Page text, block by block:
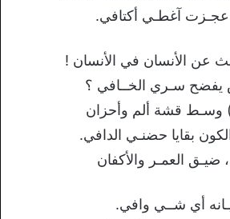
آغطـي أكتافي.
عن الأنسان في الأنسان !
سـري الخــافي ؟
) وسـط قشة ألم وأحزان
بقايا حضنـي الدافي.
ضيـق العمـر والأكفان
أي شــي وافي.